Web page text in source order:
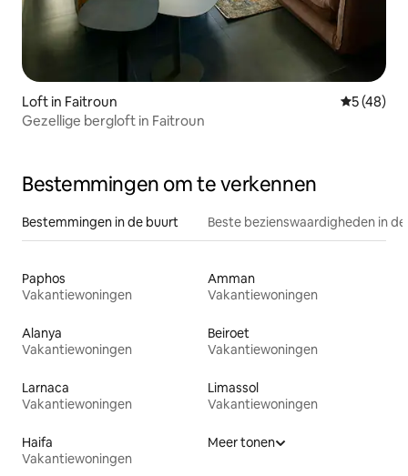
Loft in Faitroun
5 (48)
Gezellige bergloft in Faitroun
Bestemmingen om te verkennen
Bestemmingen in de buurt Beste bezienswaardigheden in
Paphos
Vakantiewoningen
Amman
Vakantiewoningen
Alanya
Vakantiewoningen
Beiroet
Vakantiewoningen
Larnaca
Vakantiewoningen
Limassol
Vakantiewoningen
Haifa
Vakantiewoningen
Meer tonen